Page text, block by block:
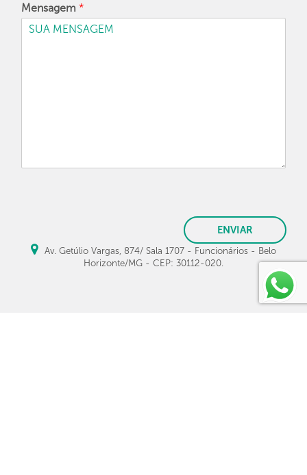
Mensagem *
ENVIAR
Av. Getúlio Vargas, 874/ Sala 1707 - Funcionários - Belo
Horizonte/MG - CEP: 30112-020.